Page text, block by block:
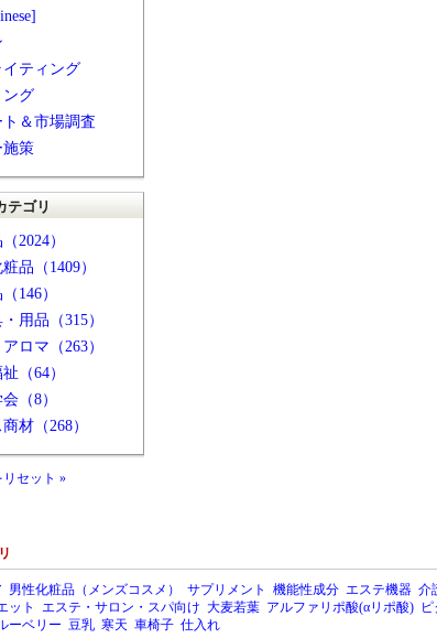
イティング
ング
＆市場調査
施策
テゴリ
2024）
品（1409）
146）
用品（315）
ロマ（263）
（64）
（8）
材（268）
セット »
男性化粧品（メンズコスメ） サプリメント 機能性成分 エステ機器 介
ット エステ・サロン・スパ向け 大麦若葉 アルファリポ酸(αリポ酸)
ーベリー 豆乳 寒天 車椅子 仕入れ